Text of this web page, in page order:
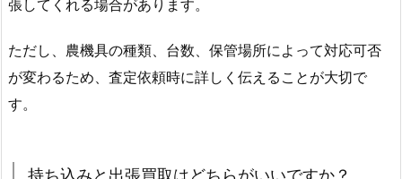
張してくれる場合があります。
ただし、農機具の種類、台数、保管場所によって対応可否
が変わるため、査定依頼時に詳しく伝えることが大切で
す。
持ち込みと出張買取はどちらがいいですか？